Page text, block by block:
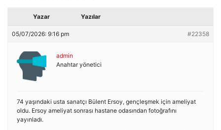
Yazar Yazılar
05/07/2026: 9:16 pm #22358
admin
Anahtar yönetici
74 yaşındaki usta sanatçı Bülent Ersoy, gençleşmek için ameliyat
oldu. Ersoy ameliyat sonrası hastane odasından fotoğrafını
yayınladı.